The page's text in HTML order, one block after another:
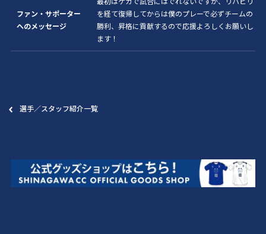
ファン・サポーター
へのメッセージ
を経て復帰してからは僕のプレーで必ずチームの
勝利、昇格に貢献するので応援よろしくお願いし
ます！
選手／スタッフ紹介一覧